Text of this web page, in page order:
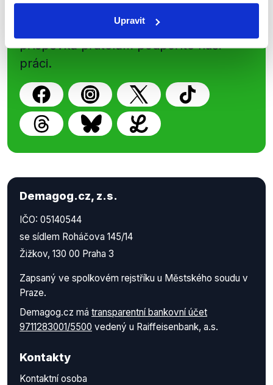
Upravit
Nenechte si ujít nejnovější události
z Demagog.cz. Sdílením našich
příspěvků přátelům podpoříte naši
práci.
Demagog.cz, z.s.
IČO: 05140544
se sídlem Roháčova 145/14
Žižkov, 130 00 Praha 3
Zapsaný ve spolkovém rejstříku u Městského soudu v
Praze.
Demagog.cz má transparentní bankovní účet
9711283001/5500 vedený u Raiffeisenbank, a.s.
Kontakty
Kontaktní osoba